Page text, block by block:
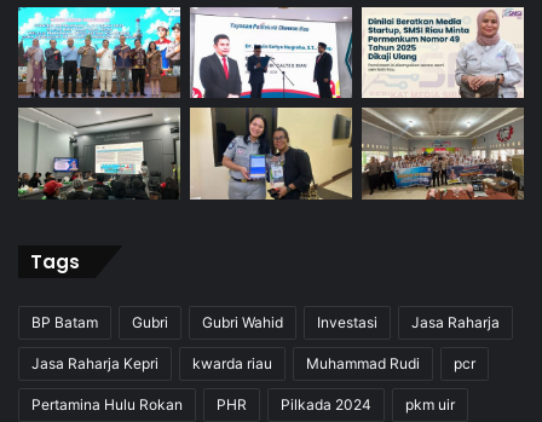
Tags
BP Batam Gubri Gubri Wahid Investasi Jasa Raharja
Jasa Raharja Kepri kwarda riau Muhammad Rudi pcr
Pertamina Hulu Rokan PHR Pilkada 2024 pkm uir